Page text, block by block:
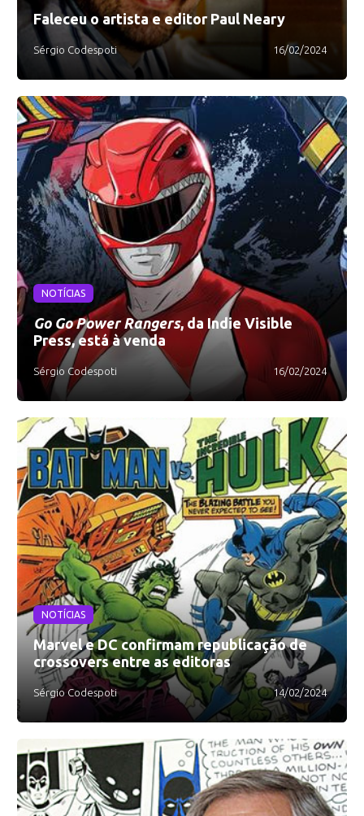
Faleceu o artista e editor Paul Neary
Sérgio Codespoti 16/02/2024
NOTÍCIAS
Go Go Power Rangers, da Indie Visible
Press, está à venda
Sérgio Codespoti 16/02/2024
NOTÍCIAS
Marvel e DC confirmam republicação de
crossovers entre as editoras
Sérgio Codespoti 14/02/2024